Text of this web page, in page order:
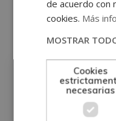
Otras
de acuerdo con
cookies. Más
MOSTRAR
Cookies
necesarias